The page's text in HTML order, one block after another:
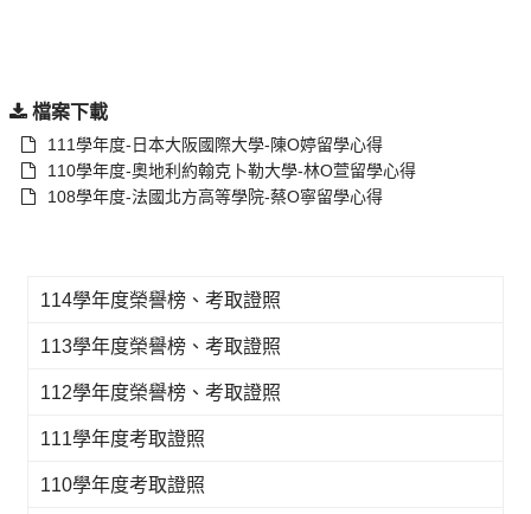
檔案下載
111學年度-日本大阪國際大學-陳O婷留學心得
110學年度-奧地利約翰克卜勒大學-林O萱留學心得
108學年度-法國北方高等學院-蔡O寧留學心得
114學年度榮譽榜、考取證照
113學年度榮譽榜、考取證照
112學年度榮譽榜、考取證照
111學年度考取證照
110學年度考取證照